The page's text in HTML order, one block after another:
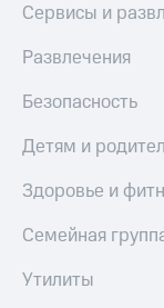
Сервисы и
Развлечения
Безопасность
Детям и
Здоровье и
Семейная
Утилиты